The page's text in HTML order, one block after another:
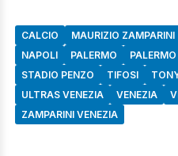
CALCIO MAURIZIO ZAMPARINI
NAPOLI
PALERMO
STADIO PENZO
TIFOSI
ULTRAS VENEZIA
VENEZIA
ZAMPARINI VENEZIA